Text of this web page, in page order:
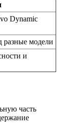
Dynamic
разные модели
и
часть